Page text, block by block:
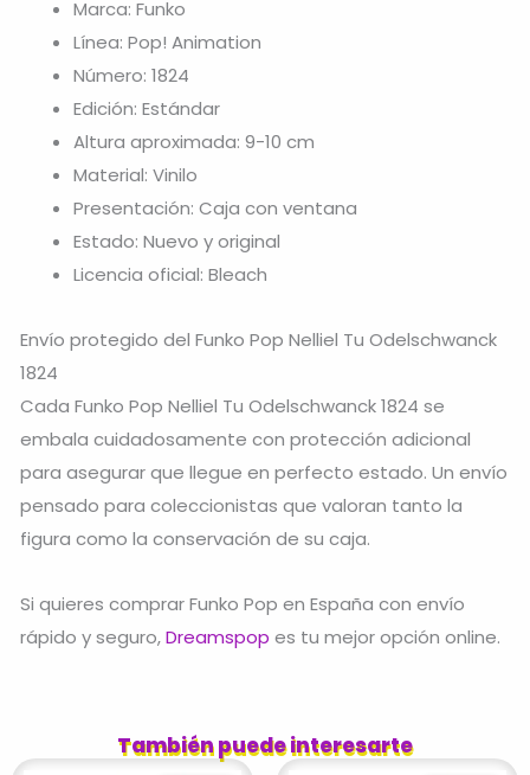
Marca: Funko
Línea: Pop! Animation
Número: 1824
Edición: Estándar
Altura aproximada: 9-10 cm
Material: Vinilo
Presentación: Caja con ventana
Estado: Nuevo y original
Licencia oficial: Bleach
Envío protegido del Funko Pop Nelliel Tu Odelschwanck
1824
Cada Funko Pop Nelliel Tu Odelschwanck 1824 se
embala cuidadosamente con protección adicional
para asegurar que llegue en perfecto estado. Un envío
pensado para coleccionistas que valoran tanto la
figura como la conservación de su caja.
Si quieres comprar Funko Pop en España con envío
rápido y seguro,Dreamspop es tu mejor opción online.
También puede interesarte